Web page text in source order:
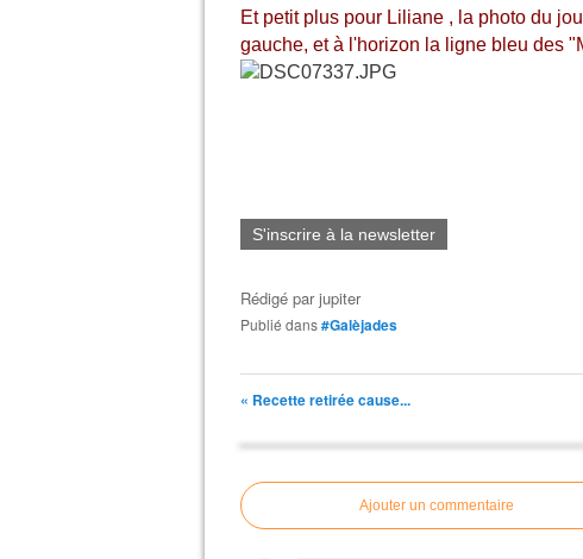
Et petit plus pour Liliane , la photo du
gauche, et à l'horizon la ligne bleu des
S'inscrire à la newsletter
Rédigé parjupiter
Publié dans#Galèjades
« Recette retirée cause...
Ajouter un commentaire